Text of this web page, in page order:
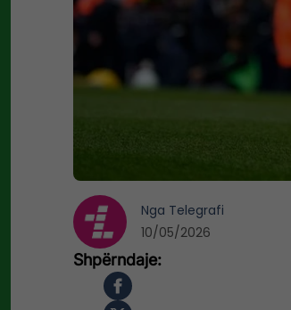
Nga Telegrafi
10/05/2026